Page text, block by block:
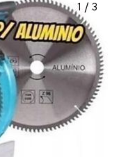
1 / 3